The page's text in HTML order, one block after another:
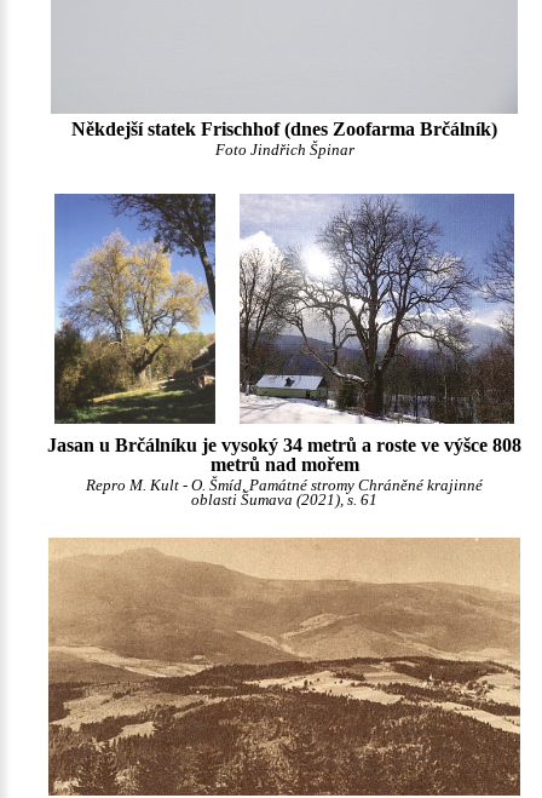
Někdejší statek Frischhof (dnes Zoofarma Brčálník)
Foto Jindřich Špinar
Jasan u Brčálníku je vysoký 34 metrů a roste ve výšce 808
metrů nad mořem
Repro M. Kult - O. Šmíd, Památné stromy Chráněné krajinné
oblasti Šumava (2021), s. 61